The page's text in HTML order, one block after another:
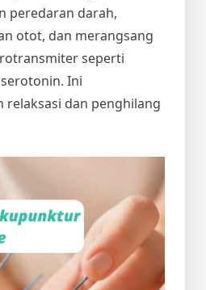
peredaran darah,
otot, dan merangsang
seperti
Ini
relaksasi dan penghilang